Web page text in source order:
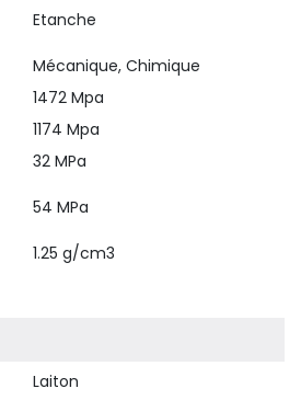
Etanche
Mécanique, Chimique
1472 Mpa
1174 Mpa
32 MPa
54 MPa
1.25 g/cm3
Laiton